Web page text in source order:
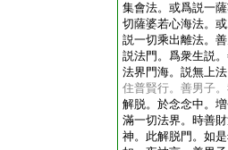
集會法。或爲説一
切薩婆若心海法。
説一切乘出離法。
説法門。爲衆生説
法界門海。説無上
住普賢行。善男子
解脱。於念念中。
滿一切法界。時善
神。此解脱門。如